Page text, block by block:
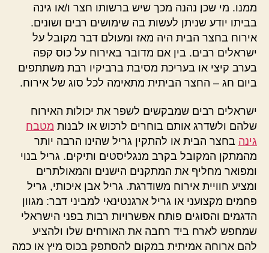
ממנו. מי שכן נהנה מכך שיש ברשותו חצר ו/או גינה
בביתו יודע שניתן לעשות בה שימושים רבים ושונים.
אירוח בחצר הבית היה מאז ומעולם דבר מקובל על
ישראלים רבים. בין אם מדובר באירוח על כוס קפה
בערב קיצי או בעריכת מסיבת ברביקיו רבת משתתפים
ביום חג – החצר הביתית מתאימה לכל סוג של אירוח.
ישראלים רבים שמבקשים לשפר את יכולות האירוח
שלהם ולשדרג אותם בוחרים לרכוש או לבנות מטבח
גינה בחצר הבית או להתקין גריל שהינו הרבה יותר
מהמתקן המקובל בקרב מנגליסטים ותיקים. גריל בנוי
ומפואר מחליף את המתקנים הישנים והמאולתרים
ומציע חוויית אירוח משודרגת. גריל אבן איכותי, גריל
פחמים מקצועני או גריל ארגנטינאי למביני דבר: מגוון
הדגמים והסוגים פותח אפשרויות רבות בפני הישראלי
שמחפש לארח ביד רחבה את האורחים שלו ולהציע
להם ארוחה אמיתית במקום להסתפק בכוס מיץ או כמה